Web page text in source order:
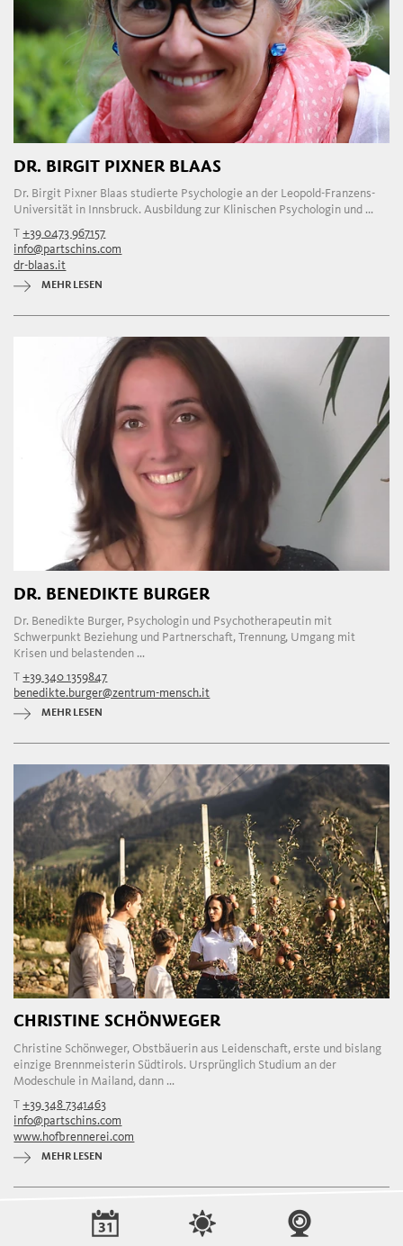
DR. BIRGIT PIXNER BLAAS
Dr. Birgit Pixner Blaas studierte Psychologie an der Leopold-Franzens-
Universität in Innsbruck. Ausbildung zur Klinischen Psychologin und ...
T+39 0473 967157
info@partschins.com
dr-blaas.it
MEHR LESEN
DR. BENEDIKTE BURGER
Dr. Benedikte Burger, Psychologin und Psychotherapeutin mit
Schwerpunkt Beziehung und Partnerschaft, Trennung, Umgang mit
Krisen und belastenden ...
T+39 340 1359847
benedikte.burger@zentrum-mensch.it
MEHR LESEN
CHRISTINE SCHÖNWEGER
Christine Schönweger, Obstbäuerin aus Leidenschaft, erste und bislang
einzige Brennmeisterin Südtirols. Ursprünglich Studium an der
Modeschule in Mailand, dann ...
T+39 348 7341463
info@partschins.com
www.hofbrennerei.com
MEHR LESEN